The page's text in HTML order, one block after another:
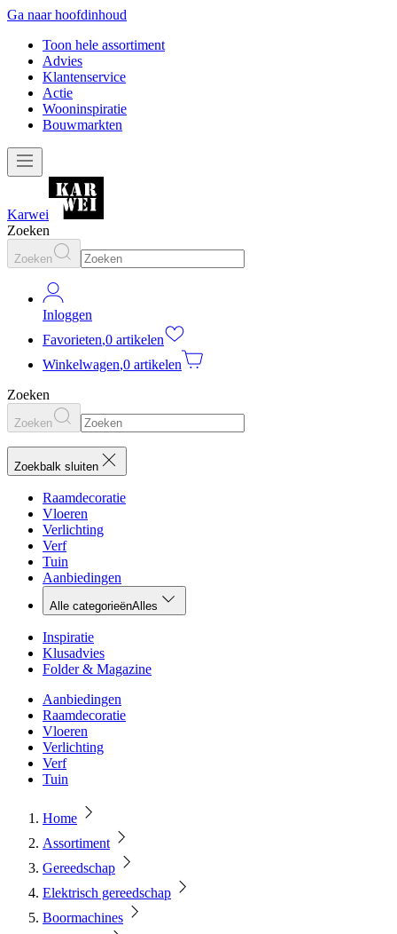
Ga naar hoofdinhoud
Toon hele assortiment
Advies
Klantenservice
Actie
Wooninspiratie
Bouwmarkten
Karwei
Zoeken
Zoeken
Inloggen
Favorieten,0 artikelen
Winkelwagen,0 artikelen
Zoeken
Zoeken
Zoekbalk sluiten
Raamdecoratie
Vloeren
Verlichting
Verf
Tuin
Aanbiedingen
Alle categorieënAlles
Inspiratie
Klusadvies
Folder & Magazine
Aanbiedingen
Raamdecoratie
Vloeren
Verlichting
Verf
Tuin
Home
Assortiment
Gereedschap
Elektrisch gereedschap
Boormachines